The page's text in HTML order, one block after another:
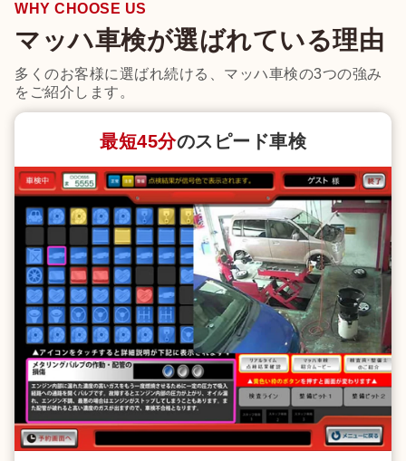
WHY CHOOSE US
マッハ車検が選ばれている理由
多くのお客様に選ばれ続ける、マッハ車検の3つの強み
をご紹介します。
最短45分のスピード車検